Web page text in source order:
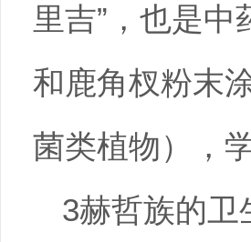
里吉”，也是
和鹿角杈粉末
菌类植物），
3赫哲族的卫